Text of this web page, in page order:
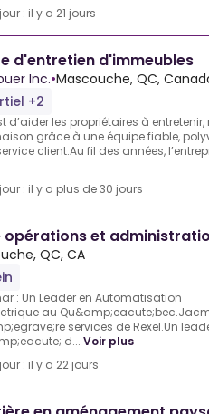
: il y a 21 jours
d'entretien d'immeubles
Inc.•Mascouche, QC,
+2
d’aider les propriétaires à entretenir,
grâce à une équipe fiable,
client.Au fil des années,
: il y a plus de 30 jours
opérations et
QC, CA
: Un Leader en Automatisation
au
services de Rexel.Un
d... Voir plus
: il y a 22 jours